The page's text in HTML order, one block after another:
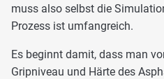
muss also selbst die
Prozess ist umfangreich.
Es beginnt damit, dass man
Gripniveau und Härte des